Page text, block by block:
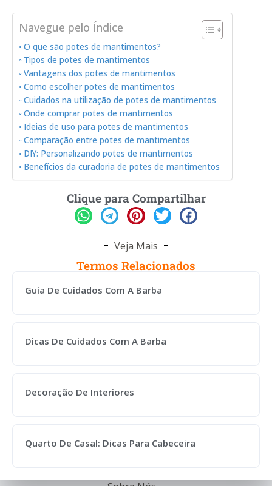
Navegue pelo Índice
O que são potes de mantimentos?
Tipos de potes de mantimentos
Vantagens dos potes de mantimentos
Como escolher potes de mantimentos
Cuidados na utilização de potes de mantimentos
Onde comprar potes de mantimentos
Ideias de uso para potes de mantimentos
Comparação entre potes de mantimentos
DIY: Personalizando potes de mantimentos
Benefícios da curadoria de potes de mantimentos
Clique para Compartilhar
Veja Mais
Termos Relacionados
Guia De Cuidados Com A Barba
Dicas De Cuidados Com A Barba
Decoração De Interiores
Quarto De Casal: Dicas Para Cabeceira